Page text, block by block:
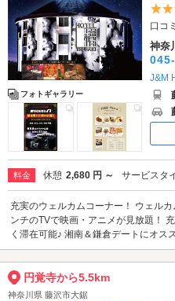
フォトギャラリー
口コ
神奈
J&M
料金 休憩 2,680 円 ～ サービスタ
充実のウェルカムコーナー！ ウェル
ンチのTVで映画・アニメが見放題！
く滞在可能♪ 湘南＆鎌倉デートにオス
円覚寺から5.5km
神奈川県 藤沢市大鋸